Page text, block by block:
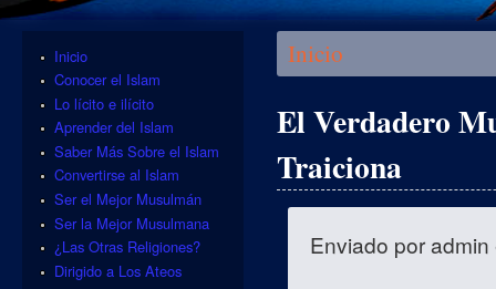
Se encuentra usted aquí
Inicio
El Verdadero
Traiciona
Enviado poradmin
Inicio
Conocer el Islam
Lo lícito e ilícito
Aprender del Islam
Saber Más Sobre el Islam
Convertirse al Islam
Ser el Mejor Musulmán
Ser la Mejor Musulmana
¿Las Otras Religiones?
Dirigido a Los Ateos